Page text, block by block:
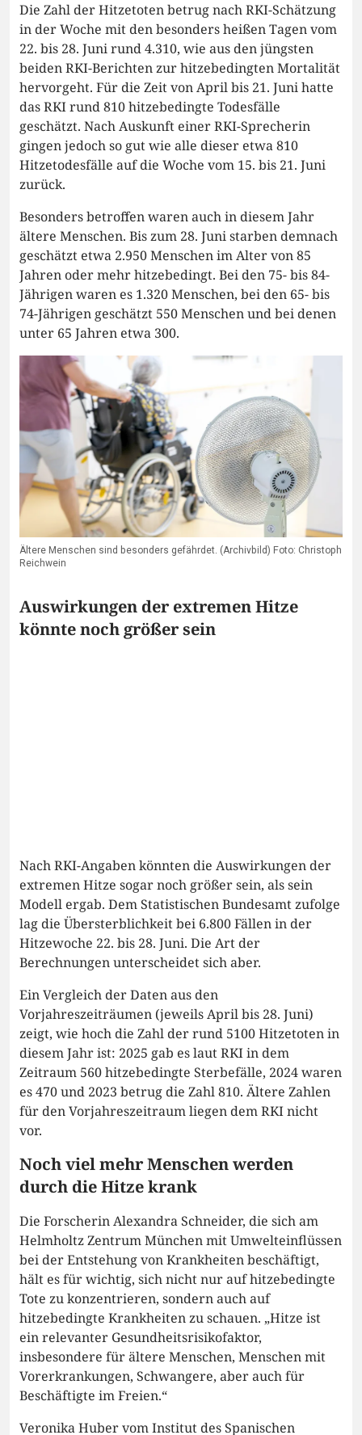
Die Zahl der Hitzetoten betrug nach RKI-Schätzung
in der Woche mit den besonders heißen Tagen vom
22. bis 28. Juni rund 4.310, wie aus den jüngsten
beiden RKI-Berichten zur hitzebedingten Mortalität
hervorgeht. Für die Zeit von April bis 21. Juni hatte
das RKI rund 810 hitzebedingte Todesfälle
geschätzt. Nach Auskunft einer RKI-Sprecherin
gingen jedoch so gut wie alle dieser etwa 810
Hitzetodesfälle auf die Woche vom 15. bis 21. Juni
zurück.
Besonders betroffen waren auch in diesem Jahr
ältere Menschen. Bis zum 28. Juni starben demnach
geschätzt etwa 2.950 Menschen im Alter von 85
Jahren oder mehr hitzebedingt. Bei den 75- bis 84-
Jährigen waren es 1.320 Menschen, bei den 65- bis
74-Jährigen geschätzt 550 Menschen und bei denen
unter 65 Jahren etwa 300.
Ältere Menschen sind besonders gefährdet. (Archivbild) Foto: Christoph
Reichwein
Auswirkungen der extremen Hitze
könnte noch größer sein
Nach RKI-Angaben könnten die Auswirkungen der
extremen Hitze sogar noch größer sein, als sein
Modell ergab. Dem Statistischen Bundesamt zufolge
lag die Übersterblichkeit bei 6.800 Fällen in der
Hitzewoche 22. bis 28. Juni. Die Art der
Berechnungen unterscheidet sich aber.
Ein Vergleich der Daten aus den
Vorjahreszeiträumen (jeweils April bis 28. Juni)
zeigt, wie hoch die Zahl der rund 5100 Hitzetoten in
diesem Jahr ist: 2025 gab es laut RKI in dem
Zeitraum 560 hitzebedingte Sterbefälle, 2024 waren
es 470 und 2023 betrug die Zahl 810. Ältere Zahlen
für den Vorjahreszeitraum liegen dem RKI nicht
vor.
Noch viel mehr Menschen werden
durch die Hitze krank
Die Forscherin Alexandra Schneider, die sich am
Helmholtz Zentrum München mit Umwelteinflüssen
bei der Entstehung von Krankheiten beschäftigt,
hält es für wichtig, sich nicht nur auf hitzebedingte
Tote zu konzentrieren, sondern auch auf
hitzebedingte Krankheiten zu schauen. „Hitze ist
ein relevanter Gesundheitsrisikofaktor,
insbesondere für ältere Menschen, Menschen mit
Vorerkrankungen, Schwangere, aber auch für
Beschäftigte im Freien.“
Veronika Huber vom Institut des Spanischen